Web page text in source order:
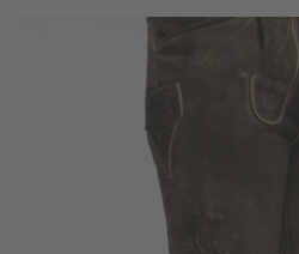
Artikelbilder überspringen